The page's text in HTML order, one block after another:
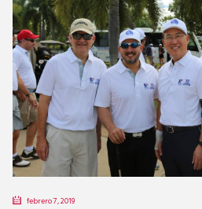
febrero 7, 2019